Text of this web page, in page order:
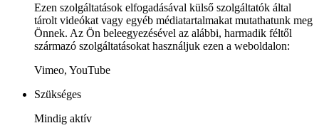
Ezen szolgáltatások elfogadásával külső szolgáltatók által
tárolt videókat vagy egyéb médiatartalmakat mutathatunk meg
Önnek. Az Ön beleegyezésével az alábbi, harmadik féltől
származó szolgáltatásokat használjuk ezen a weboldalon:
Vimeo, YouTube
Szükséges
Mindig aktív